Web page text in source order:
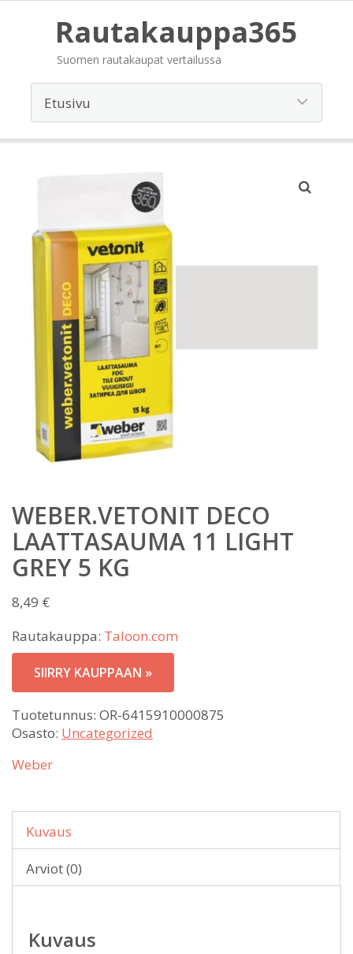
Rautakauppa365
Suomen rautakaupat vertailussa
WEBER.VETONIT DECO
LAATTASAUMA 11 LIGHT
GREY 5 KG
8,49 €
Rautakauppa: Taloon.com
SIIRRY KAUPPAAN »
Tuotetunnus: OR-6415910000875
Osasto: Uncategorized
Weber
Kuvaus
Arviot (0)
Kuvaus